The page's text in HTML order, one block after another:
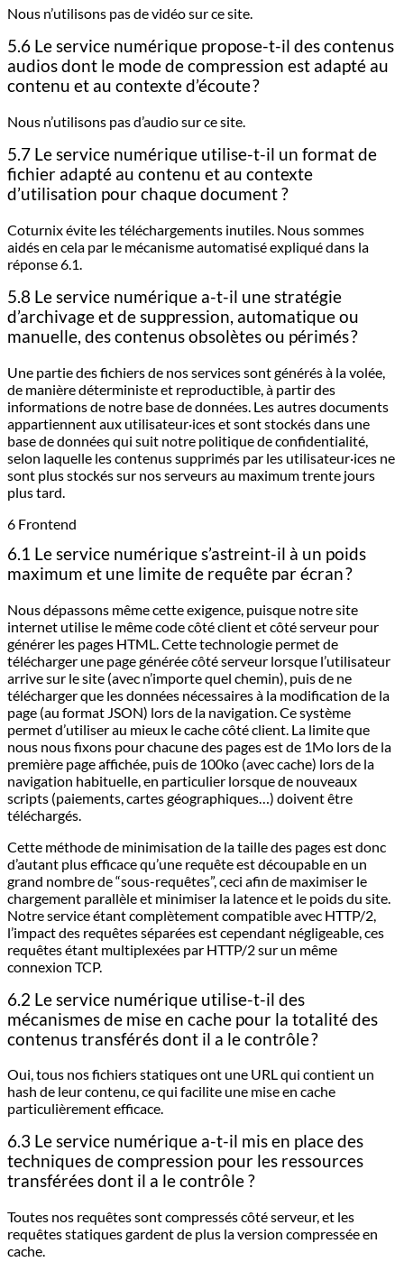
Nous n’utilisons pas de vidéo sur ce site.
5.6 Le service numérique propose-t-il des contenus
audios dont le mode de compression est adapté au
contenu et au contexte d’écoute ?
Nous n’utilisons pas d’audio sur ce site.
5.7 Le service numérique utilise-t-il un format de
fichier adapté au contenu et au contexte
d’utilisation pour chaque document ?
Coturnix évite les téléchargements inutiles. Nous sommes
aidés en cela par le mécanisme automatisé expliqué dans la
réponse 6.1.
5.8 Le service numérique a-t-il une stratégie
d’archivage et de suppression, automatique ou
manuelle, des contenus obsolètes ou périmés ?
Une partie des fichiers de nos services sont générés à la volée,
de manière déterministe et reproductible, à partir des
informations de notre base de données. Les autres documents
appartiennent aux utilisateur·ices et sont stockés dans une
base de données qui suit notre politique de confidentialité,
selon laquelle les contenus supprimés par les utilisateur·ices ne
sont plus stockés sur nos serveurs au maximum trente jours
plus tard.
6 Frontend
6.1 Le service numérique s’astreint-il à un poids
maximum et une limite de requête par écran ?
Nous dépassons même cette exigence, puisque notre site
internet utilise le même code côté client et côté serveur pour
générer les pages HTML. Cette technologie permet de
télécharger une page générée côté serveur lorsque l’utilisateur
arrive sur le site (avec n’importe quel chemin), puis de ne
télécharger que les données nécessaires à la modification de la
page (au format JSON) lors de la navigation. Ce système
permet d’utiliser au mieux le cache côté client. La limite que
nous nous fixons pour chacune des pages est de 1Mo lors de la
première page affichée, puis de 100ko (avec cache) lors de la
navigation habituelle, en particulier lorsque de nouveaux
scripts (paiements, cartes géographiques…) doivent être
téléchargés.
Cette méthode de minimisation de la taille des pages est donc
d’autant plus efficace qu’une requête est découpable en un
grand nombre de “sous-requêtes”, ceci afin de maximiser le
chargement parallèle et minimiser la latence et le poids du site.
Notre service étant complètement compatible avec HTTP/2,
l’impact des requêtes séparées est cependant négligeable, ces
requêtes étant multiplexées par HTTP/2 sur un même
connexion TCP.
6.2 Le service numérique utilise-t-il des
mécanismes de mise en cache pour la totalité des
contenus transférés dont il a le contrôle ?
Oui, tous nos fichiers statiques ont une URL qui contient un
hash de leur contenu, ce qui facilite une mise en cache
particulièrement efficace.
6.3 Le service numérique a-t-il mis en place des
techniques de compression pour les ressources
transférées dont il a le contrôle ?
Toutes nos requêtes sont compressés côté serveur, et les
requêtes statiques gardent de plus la version compressée en
cache.